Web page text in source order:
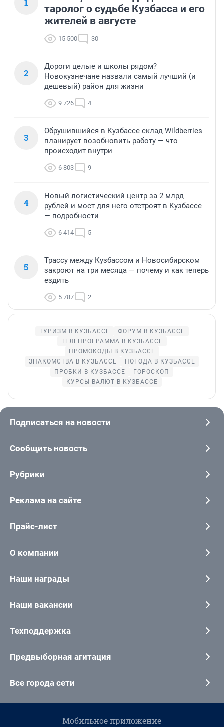
1
таролог о судьбе Кузбасса и его
жителей в августе
15 500 30
2
Дороги целые и школы рядом?
Новокузнечане назвали самый лучший (и
дешевый) район для жизни
9 726 4
3
Обрушившийся в Кузбассе склад Wildberries
планирует возобновить работу — что
происходит внутри
6 803 9
4
Новый логистический центр за 2 млрд
рублей и мост для него отстроят в Кузбассе
— подробности
6 414 5
5
Трассу между Кузбассом и Новосибирском
закроют на три месяца — почему и как теперь
ездить
5 787 2
ТУРИЗМ В КУЗБАССЕ
ФОРУМ В КУЗБАССЕ
ТЕЛЕПРОГРАММА В КУЗБАССЕ
ПРОМОКОДЫ В КУЗБАССЕ
ЗНАКОМСТВА В КУЗБАССЕ
ПОГОДА В КУЗБАССЕ
ПРОБКИ В КУЗБАССЕ
ГОРОСКОП
КУРСЫ ВАЛЮТ В КУЗБАССЕ
Подписаться на новости
Сообщить новость
Рубрики
Реклама на сайте
Прайс-лист
О компании
Наши награды
Наши вакансии
Техподдержка
Предвыборная агитация
Все города сети
Мобильное приложение